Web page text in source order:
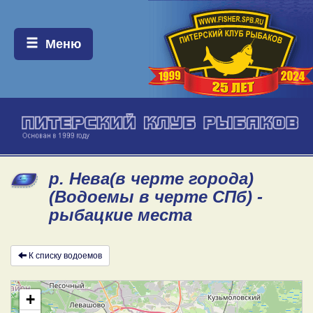
Меню:
Меню
р. Нева(в черте города)
(Водоемы в черте СПб) -
рыбацкие места
К списку водоемов
+